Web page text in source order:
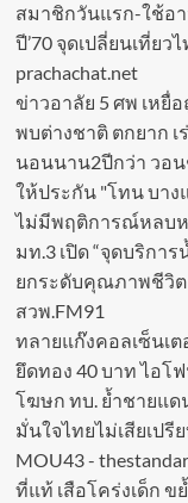
สมาชิกวันแรก-ใช้อา
ปี’70 จุดเปลี่ยนเที่ย
prachachat.net
ข่าวอาลัย 5 ศพ เหยื่
พบต่างชาติ ตกยาก
นอนนาน2ปีกว่า วอ
ให้ประกัน "โทน บาง
ไม่มีพฤติการณ์หลบห
มท.3 เปิด “จุดบริกา
ยกระดับคุณภาพชีวิ
สวพ.FM91
ทลายแก๊งคอลเซ็นเ
ยึดทอง 40 บาท ไอโ
โฆษก ทบ. ย้ำชายแด
มั่นใจไทยไม่เสียเปรี
MOU43 -
ที่แท้ เสือโคร่งเด็ก ข